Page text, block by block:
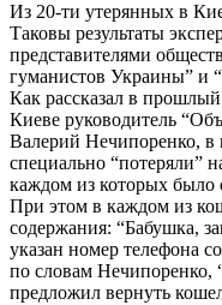
Из 20-ти утерянных в
Таковы результаты
представителями
гуманистов Украины” и
Как рассказал в
Киеве руководитель
Валерий Нечипоренко,
специально “потеряли”
каждом из которых
При этом в каждом из
содержания: “Бабушка,
указан номер телефона
по словам Нечипоренко,
предложил вернуть